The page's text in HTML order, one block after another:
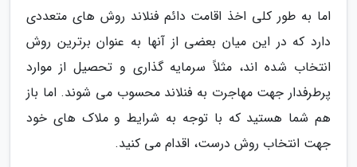
اما به طور کلی اخذ اقامت دائم فنلاند روش های متعددی
دارد که در این میان بعضی از آنها به عنوان برترین روش
انتخاب شده اند، مثلاً سرمایه گذاری و تحصیل از موارد
پرطرفدار جهت مهاجرت به فنلاند محسوب می شوند. اما باز
هم شما هستید که با توجه به شرایط و ملاک های خود
جهت انتخاب روش درست، اقدام می کنید.